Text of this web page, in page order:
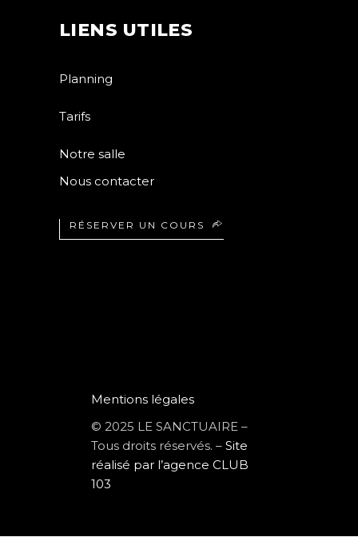
LIENS UTILES
Planning
Tarifs
Notre salle
Nous contacter
RÉSERVER UN COURS
Mentions légales
© 2025 LE SANCTUAIRE –
Tous droits réservés. – Site
réalisé par l’agence CLUB
103